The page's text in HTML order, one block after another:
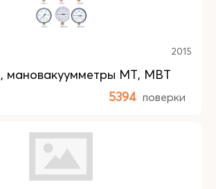
2015
мановакуумметры МТ, МВТ
5394 поверки